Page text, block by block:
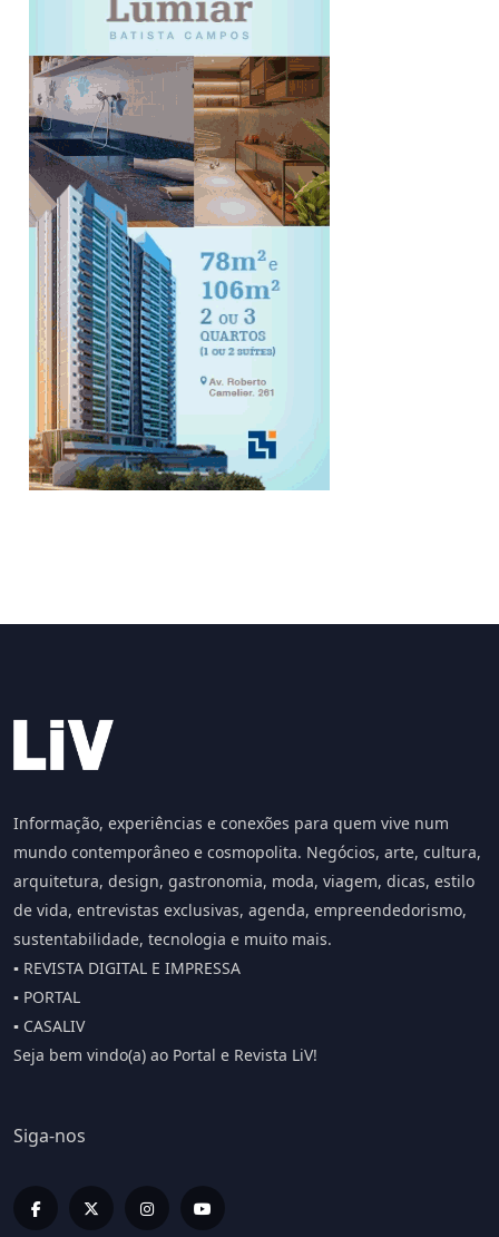
Informação, experiências e conexões para quem vive num
mundo contemporâneo e cosmopolita. Negócios, arte, cultura,
arquitetura, design, gastronomia, moda, viagem, dicas, estilo
de vida, entrevistas exclusivas, agenda, empreendedorismo,
sustentabilidade, tecnologia e muito mais.
▪️ REVISTA DIGITAL E IMPRESSA
▪️ PORTAL
▪️ CASALIV
Seja bem vindo(a) ao Portal e Revista LiV!
Siga-nos